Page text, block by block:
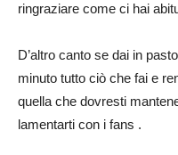
ringraziare come ci hai
D’altro canto se dai in
minuto tutto ciò che fai e
quella che dovresti
lamentarti con i fans .